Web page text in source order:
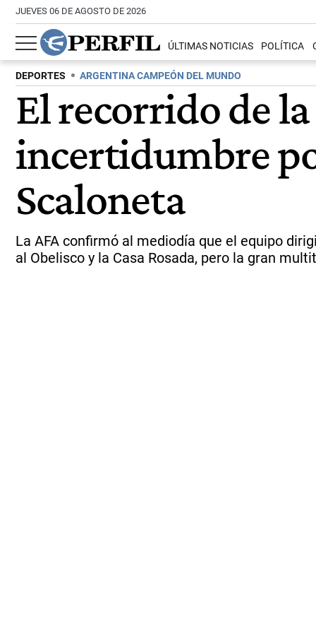
JUEVES 06 DE AGOSTO DE 2026
ÚLTIMAS NOTICIAS POLÍTICA
DEPORTES ARGENTINA CAMPEÓN DEL MUNDO
El recorrido de
incertidumbre
Scaloneta
La AFA confirmó al mediodía que el equipo
al Obelisco y la Casa Rosada, pero la gran